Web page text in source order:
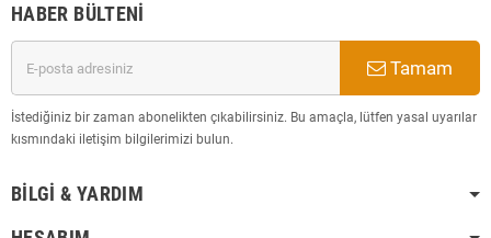
HABER BÜLTENI
Tamam
İstediğiniz bir zaman abonelikten çıkabilirsiniz. Bu amaçla, lütfen yasal uyarılar
kısmındaki iletişim bilgilerimizi bulun.
BILGI & YARDIM